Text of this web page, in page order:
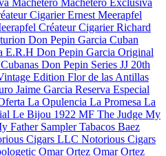
Machetero Machetero Exclusiva
Cigarier Ernest Meerapfel
Créateur Cigarier Richard
Don Pepin Garcia Cuban
E.R.H Don Pepin Garcia Original
Don Pepin Series JJ 20th
Edition Flor de las Antillas
Jaime Garcia Reserva Especial
La Opulencia La Promesa La
Le Bijou 1922 MF The Judge My
Father SamplerTabacos Baez
Cigars LLC Notorious Cigars
Omar Ortez Omar Ortez